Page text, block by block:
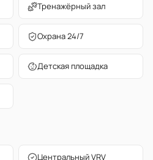
Тренажёрный зал
Охрана 24/7
Детская площадка
Центральный VRV